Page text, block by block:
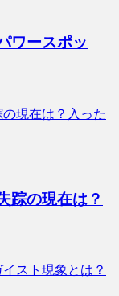
ワースポッ
踪の現在は？